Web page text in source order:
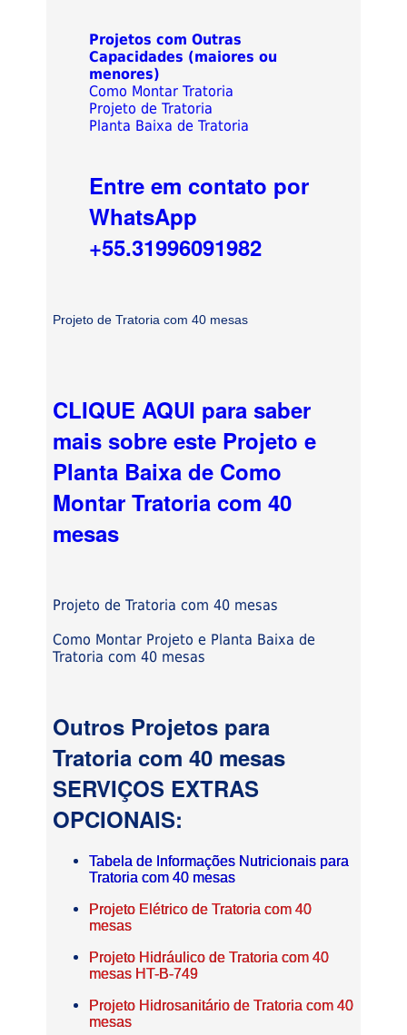
Projetos com Outras
Capacidades (maiores ou
menores)
Como Montar Tratoria
Projeto de Tratoria
Planta Baixa de Tratoria
Entre em contato por
WhatsApp
+55.31996091982
Projeto de Tratoria com 40 mesas
CLIQUE AQUI para saber
mais sobre este Projeto e
Planta Baixa de Como
Montar Tratoria com 40
mesas
Projeto de Tratoria com 40 mesas
Como Montar Projeto e Planta Baixa de
Tratoria com 40 mesas
Outros Projetos para
Tratoria com 40 mesas
SERVIÇOS EXTRAS
OPCIONAIS:
Tabela de Informações Nutricionais para
Tratoria com 40 mesas
Projeto Elétrico de Tratoria com 40
mesas
Projeto Hidráulico de Tratoria com 40
mesas HT-B-749
Projeto Hidrosanitário de Tratoria com 40
mesas